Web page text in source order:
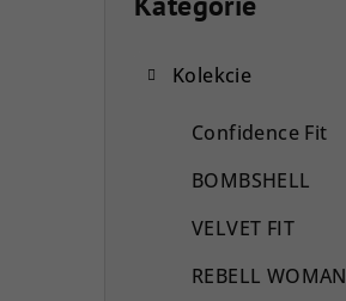
kategórie
Kolekcie
Confidence Fit
BOMBSHELL
VELVET FIT
REBELL WOMAN